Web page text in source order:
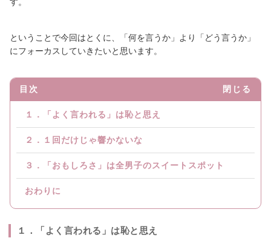
す。
ということで今回はとくに、「何を言うか」より「どう言うか」
にフォーカスしていきたいと思います。
目次 閉じる
１．「よく言われる」は恥と思え
２．１回だけじゃ響かないな
３．「おもしろさ」は全男子のスイートスポット
おわりに
１．「よく言われる」は恥と思え